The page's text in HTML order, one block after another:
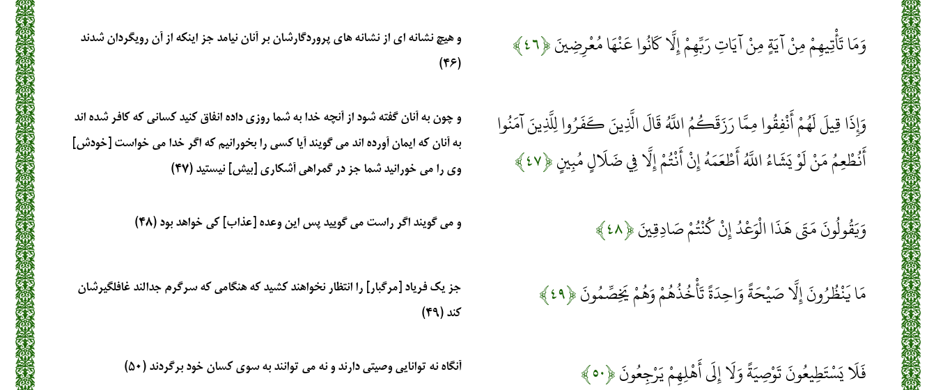
وَمَا تَأْتِيهِمْ مِنْ آيَةٍ مِنْ آيَاتِ رَبِّهِمْ إِلَّا كَانُوا عَنْهَا مُعْرِضِينَ﴿۴۶﴾
و هيچ نشانه‏ اى از نشانه‏ هاى پروردگارشان بر آنان نيامد جز اينكه از آن رويگردان شدند
(۴۶)
وَإِذَا قِيلَ لَهُمْ أَنْفِقُوا مِمَّا رَزَقَكُمُ اللَّهُ قَالَ الَّذِينَ كَفَرُوا لِلَّذِينَ آمَنُوا
أَنُطْعِمُ مَنْ لَوْ يَشَاءُ اللَّهُ أَطْعَمَهُ إِنْ أَنْتُمْ إِلَّا فِي ضَلَالٍ مُبِينٍ﴿۴۷﴾
و چون به آنان گفته شود از آنچه خدا به شما روزى داده انفاق كنيد كسانى كه كافر شده‏ اند
به آنان كه ايمان آورده‏ اند مى‏ گويند آيا كسى را بخورانيم كه اگر خدا مى‏ خواست [خودش]
وى را مى ‏خورانيد شما جز در گمراهى آشكارى [بيش] نيستيد (۴۷)
وَيَقُولُونَ مَتَى هَذَا الْوَعْدُ إِنْ كُنْتُمْ صَادِقِينَ﴿۴۸﴾ و مى‏ گويند اگر راست مى‏ گوييد پس اين وعده [عذاب] كى خواهد بود (۴۸)
مَا يَنْظُرُونَ إِلَّا صَيْحَةً وَاحِدَةً تَأْخُذُهُمْ وَهُمْ يَخِصِّمُونَ﴿۴۹﴾
جز يك فرياد [مرگبار] را انتظار نخواهند كشيد كه هنگامى كه سرگرم جدالند غافلگيرشان
كند (۴۹)
فَلَا يَسْتَطِيعُونَ تَوْصِيَةً وَلَا إِلَى أَهْلِهِمْ يَرْجِعُونَ﴿۵۰﴾ آنگاه نه توانايى وصيتى دارند و نه مى‏ توانند به سوى كسان خود برگردند (۵۰)